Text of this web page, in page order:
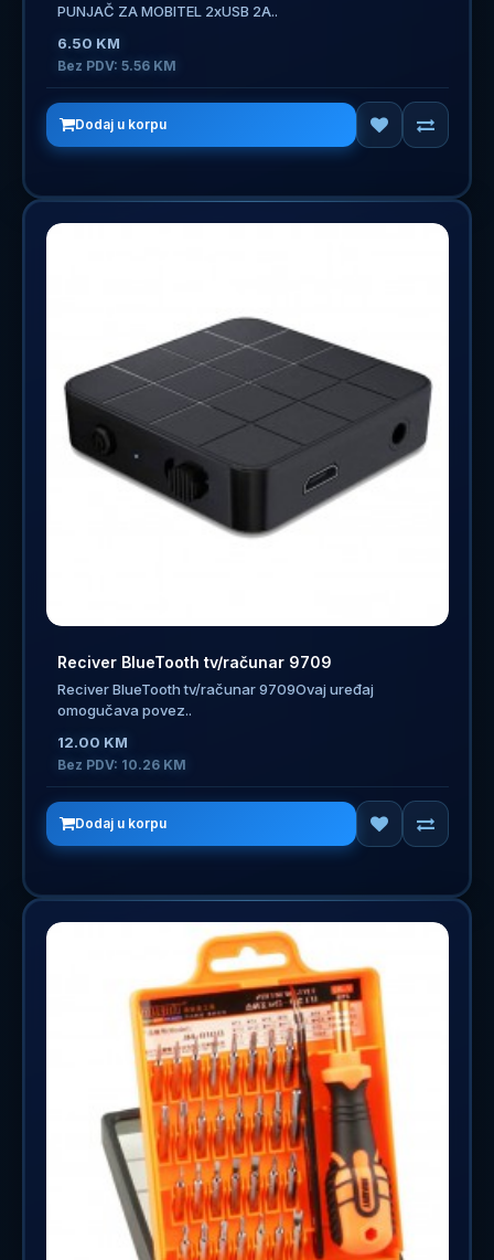
PUNJAČ ZA MOBITEL 2xUSB 2A..
6.50 KM
Bez PDV: 5.56 KM
Dodaj u korpu
Reciver BlueTooth tv/računar 9709
Reciver BlueTooth tv/računar 9709Ovaj uređaj
omogučava povez..
12.00 KM
Bez PDV: 10.26 KM
Dodaj u korpu